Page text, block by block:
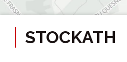
STOCKATH